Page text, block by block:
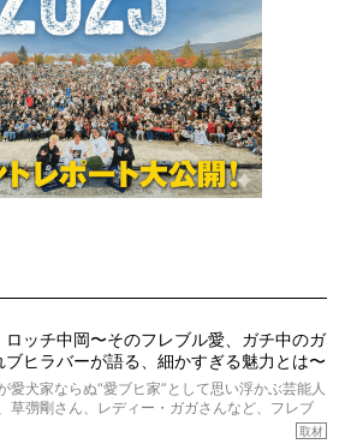
ロッチ中岡〜そのフレブル愛、ガチ中のガ
ブヒラバーが語る、細かすぎる魅力とは〜
愛犬家ならぬ“愛ブヒ家”として思い浮かぶ芸能人
草彅剛さん、レディー・ガガさんなど、フレブ
ている方が多いと思います。が、ロッチ中岡さん
取材